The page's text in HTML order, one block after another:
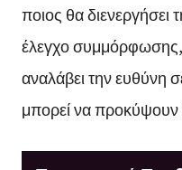
ποιος θα διενεργήσει
έλεγχο
αναλάβει την ευθύνη
μπορεί να προκύψουν